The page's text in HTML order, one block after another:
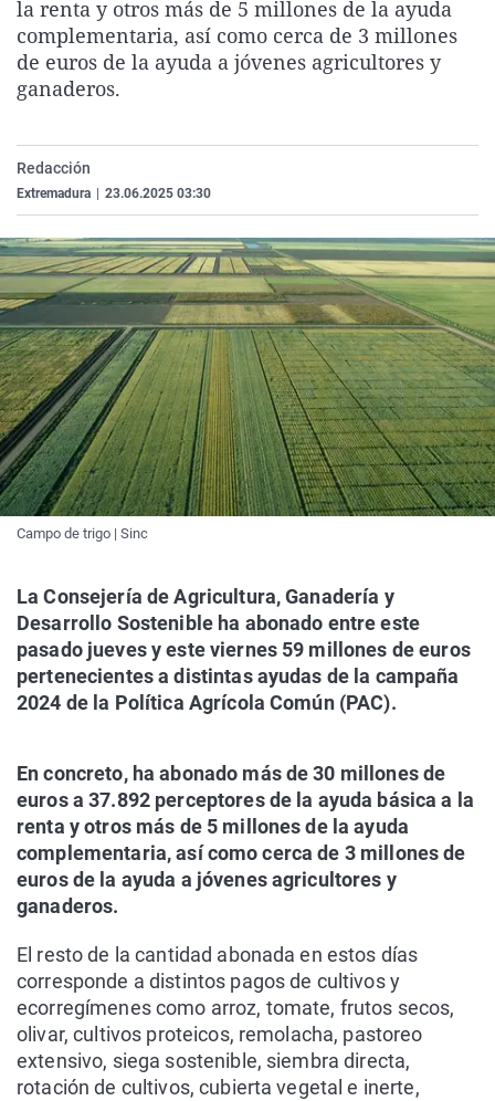
La rosa de los vientos
Gente viajera
Caso
Retornados
Extremadura
Galicia
Virales
Televisión
la renta y otros más de 5 millones de la ayuda
complementaria, así como cerca de 3 millones
de euros de la ayuda a jóvenes agricultores y
ganaderos.
Redacción
Extremadura 23.06.2025 03:30
Campo de trigo | Sinc
La Consejería de Agricultura, Ganadería y
Desarrollo Sostenible ha abonado entre este
pasado jueves y este viernes 59 millones de euros
pertenecientes a distintas ayudas de la campaña
2024 de la Política Agrícola Común (PAC).
En concreto, ha abonado más de 30 millones de
euros a 37.892 perceptores de la ayuda básica a la
renta y otros más de 5 millones de la ayuda
complementaria, así como cerca de 3 millones de
euros de la ayuda a jóvenes agricultores y
ganaderos.
El resto de la cantidad abonada en estos días
corresponde a distintos pagos de cultivos y
ecorregímenes como arroz, tomate, frutos secos,
olivar, cultivos proteicos, remolacha, pastoreo
extensivo, siega sostenible, siembra directa,
rotación de cultivos, cubierta vegetal e inerte,